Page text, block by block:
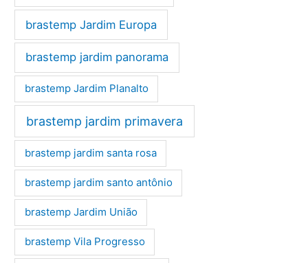
brastemp Jardim Europa
brastemp jardim panorama
brastemp Jardim Planalto
brastemp jardim primavera
brastemp jardim santa rosa
brastemp jardim santo antônio
brastemp Jardim União
brastemp Vila Progresso